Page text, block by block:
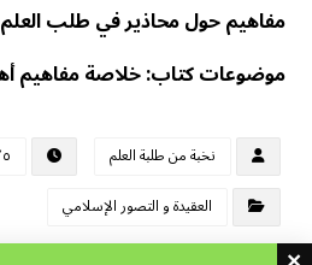
مفاهيم حول محاذير في طلب العلم
موضوعات كتاب: خلاصة مفاهيم
نخبة من طلبة العلم
العقيدة و التصور الإسلامي